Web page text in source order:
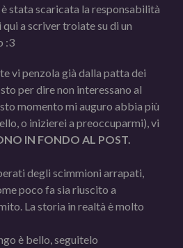
stata scaricata la responsabilità
a scriver troiate su di un
:3
vi penzola già dalla patta dei
per dire non interessano al
momento mi auguro abbia più
o inizierei a preoccuparmi), vi
IN FONDO AL POST.
degli scimmioni arrapati,
poco fa sia riuscito a
La storia in realtà è molto
è bello, seguitelo